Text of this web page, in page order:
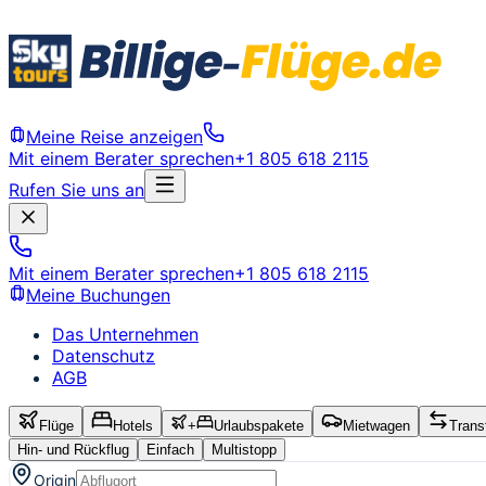
Meine Reise anzeigen
Mit einem Berater sprechen+1 805 618 2115
Rufen Sie uns an
Mit einem Berater sprechen+1 805 618 2115
Meine Buchungen
Das Unternehmen
Datenschutz
AGB
Flüge Hotels + Urlaubspakete Mietwagen
Hin- und Rückflug
Einfach Multistopp
Origin